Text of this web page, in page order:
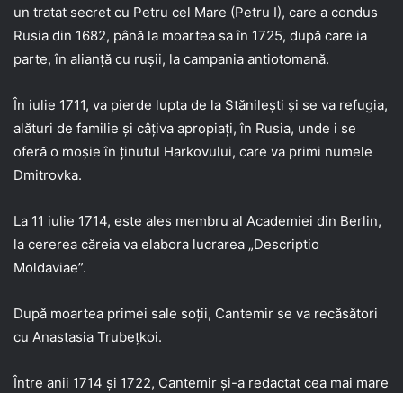
un tratat secret cu Petru cel Mare (Petru I), care a condus
Rusia din 1682, până la moartea sa în 1725, după care ia
parte, în alianţă cu ruşii, la campania antiotomană.
În iulie 1711, va pierde lupta de la Stănileşti şi se va refugia,
alături de familie şi câţiva apropiaţi, în Rusia, unde i se
oferă o moşie în ţinutul Harkovului, care va primi numele
Dmitrovka.
La 11 iulie 1714, este ales membru al Academiei din Berlin,
la cererea căreia va elabora lucrarea „Descriptio
Moldaviae”.
După moartea primei sale soţii, Cantemir se va recăsători
cu Anastasia Trubeţkoi.
Între anii 1714 şi 1722, Cantemir şi-a redactat cea mai mare